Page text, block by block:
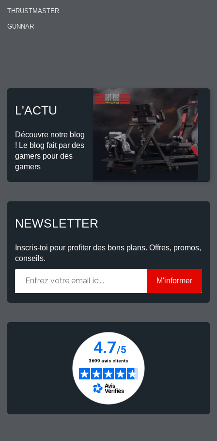
THRUSTMASTER
GUNNAR
L'ACTU
Découvre notre blog
! Le blog fait par des
gamers pour des
gamers
NEWSLETTER
Inscris-toi pour profiter des bons plans. Offres, promos,
conseils.
M'informer